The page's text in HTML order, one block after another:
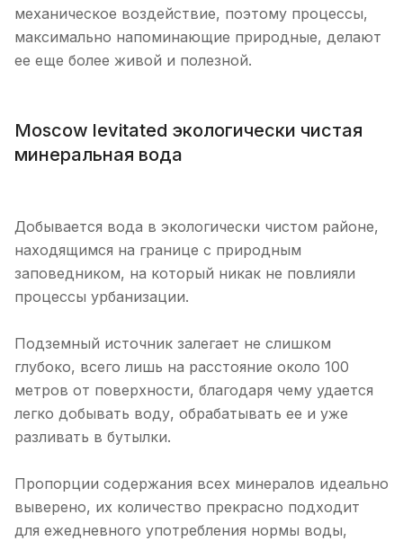
механическое воздействие, поэтому процессы,
максимально напоминающие природные, делают
ее еще более живой и полезной.
Moscow levitated экологически чистая
минеральная вода
Добывается вода в экологически чистом районе,
находящимся на границе с природным
заповедником, на который никак не повлияли
процессы урбанизации.
Подземный источник залегает не слишком
глубоко, всего лишь на расстояние около 100
метров от поверхности, благодаря чему удается
легко добывать воду, обрабатывать ее и уже
разливать в бутылки.
Пропорции содержания всех минералов идеально
выверено, их количество прекрасно подходит
для ежедневного употребления нормы воды,